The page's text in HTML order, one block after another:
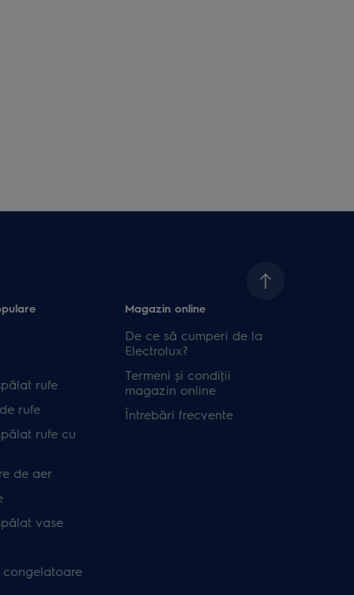
rufe
rufe
rufe cu
de aer
vase
congelatoare
Magazin online
De ce să cumperi de la
Electrolux?
Termeni și condiţii
magazin online
Întrebări frecvente